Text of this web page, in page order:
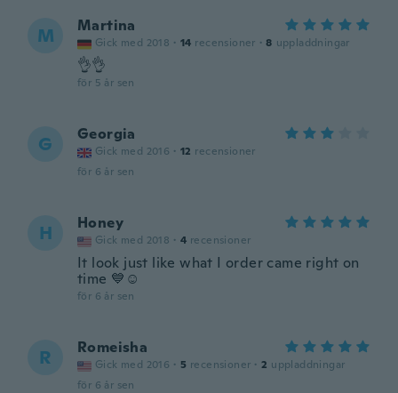
M Martina
Gick med 2018 · 14 recensioner · 8 uppladdningar
👌👌
för 5 år sen
G Georgia
Gick med 2016 · 12 recensioner
för 6 år sen
H Honey
Gick med 2018 · 4 recensioner
It look just like what I order came right on
time 💙☺️
för 6 år sen
R Romeisha
Gick med 2016 · 5 recensioner · 2 uppladdningar
för 6 år sen